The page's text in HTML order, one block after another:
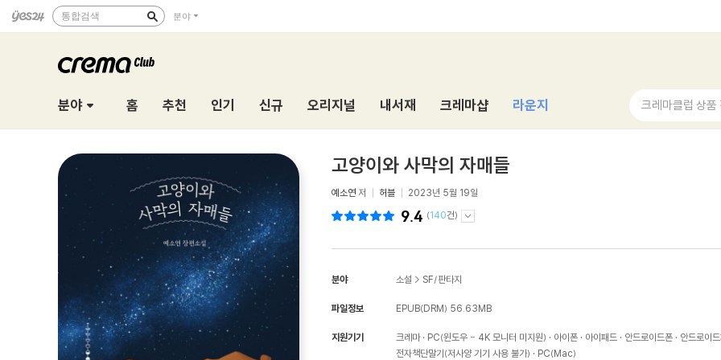
통합검색 분야
분야 홈 추천 인기 신규 오리지널 내서재 크레마샵 라운지 크레마클럽 상품
고양이와 사막의 자매들
예소연 저 허블 2023년 5월 19일
9.4 (140건)
분야 소설 > SF/판타지
파일정보 EPUB(DRM) 56.63MB
지원기기 크레마 PC(윈도우 - 4K 모니터 미지원) 아이폰 아이패드 안드로이드폰
안드로이
전자책단말기(저사양 기기 사용 불가)
PC(Mac)